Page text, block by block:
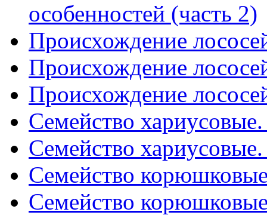
особенностей (часть 2)
Происхождение
Происхождение
Происхождение
Семейство
Семейство
Семейство
Семейство